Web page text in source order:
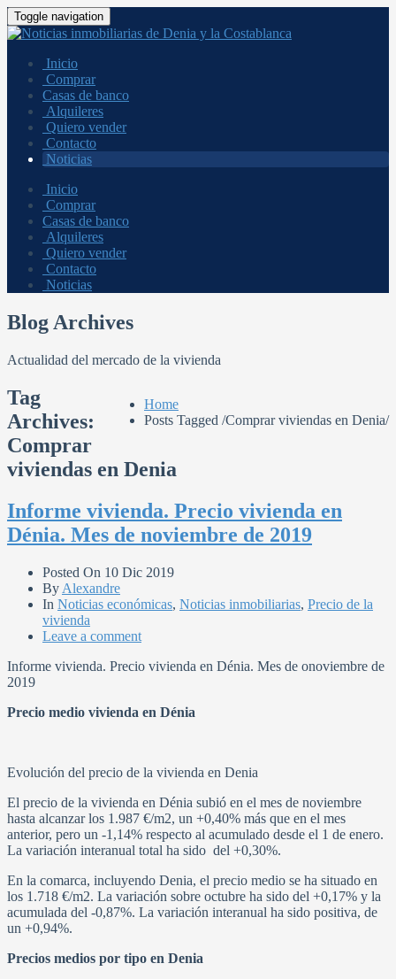
Toggle navigation
Inicio
Comprar
Casas de banco
Alquileres
Quiero vender
Contacto
Noticias
Inicio
Comprar
Casas de banco
Alquileres
Quiero vender
Contacto
Noticias
Blog Archives
Actualidad del mercado de la vivienda
Home
Posts Tagged /Comprar viviendas en Denia/
Tag
Archives:
Comprar
viviendas en Denia
Informe vivienda. Precio vivienda en
Dénia. Mes de noviembre de 2019
Posted On 10 Dic 2019
By Alexandre
In Noticias económicas, Noticias inmobiliarias, Precio de la
vivienda
Leave a comment
Informe vivienda. Precio vivienda en Dénia. Mes de onoviembre de
2019
Precio medio vivienda en Dénia
Evolución del precio de la vivienda en Denia
El precio de la vivienda en Dénia subió en el mes de noviembre
hasta alcanzar los 1.987 €/m2, un +0,40% más que en el mes
anterior, pero un -1,14% respecto al acumulado desde el 1 de enero.
La variación interanual total ha sido del +0,30%.
En la comarca, incluyendo Denia, el precio medio se ha situado en
los 1.718 €/m2. La variación sobre octubre ha sido del +0,17% y la
acumulada del -0,87%. La variación interanual ha sido positiva, de
un +0,94%.
Precios medios por tipo en Denia